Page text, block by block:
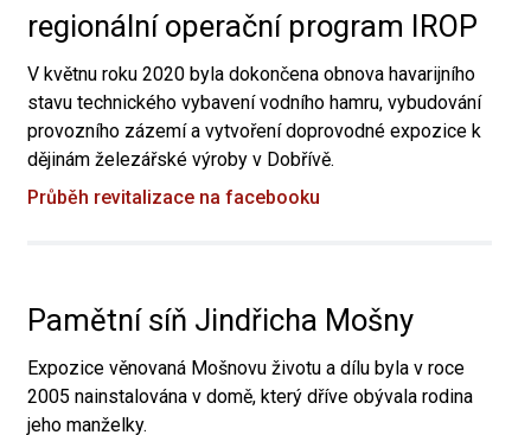
regionální operační program IROP
V květnu roku 2020 byla dokončena obnova havarijního
stavu technického vybavení vodního hamru, vybudování
provozního zázemí a vytvoření doprovodné expozice k
dějinám železářské výroby v Dobřívě.
Průběh revitalizace na facebooku
Pamětní síň Jindřicha Mošny
Expozice věnovaná Mošnovu životu a dílu byla v roce
2005 nainstalována v domě, který dříve obývala rodina
jeho manželky.